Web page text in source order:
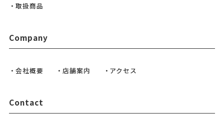
取扱商品
Company
会社概要 店舗案内 アクセス
Contact